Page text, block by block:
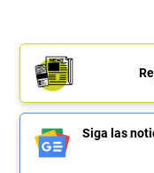
Siga las